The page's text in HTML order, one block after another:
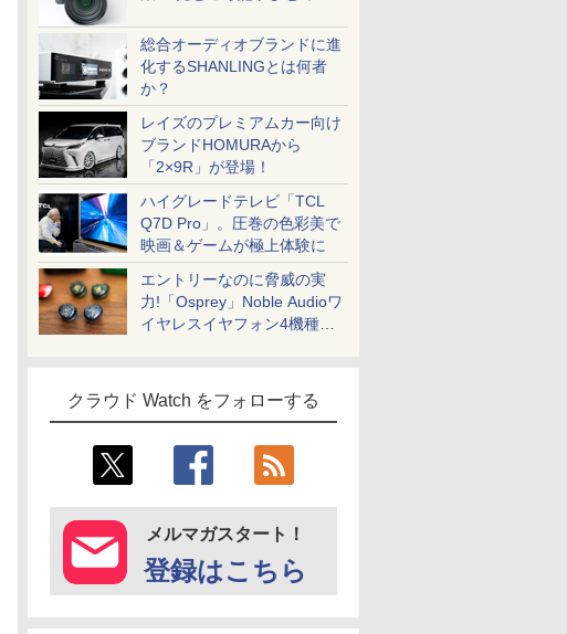
総合オーディオブランドに進
化するSHANLINGとは何者
か？
レイズのプレミアムカー向け
ブランドHOMURAから
「2×9R」が登場！
ハイグレードテレビ「TCL
Q7D Pro」。圧巻の色彩美で
映画＆ゲームが極上体験に
エントリーなのに脅威の実
力!「Osprey」Noble Audioワ
イヤレスイヤフォン4機種を
クラウド Watch をフォローする
メルマガスタート！
登録はこちら